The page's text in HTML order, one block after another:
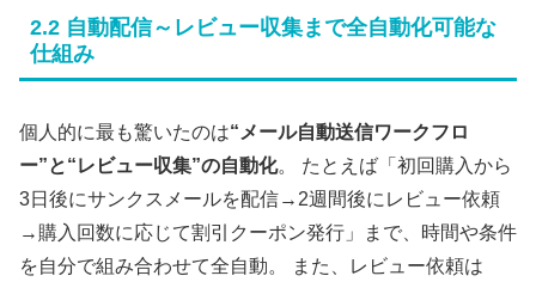
2.2 自動配信～レビュー収集まで全自動化可能な
仕組み
個人的に最も驚いたのは“メール自動送信ワークフロ
ー”と“レビュー収集”の自動化。 たとえば「初回購入から
3日後にサンクスメールを配信→2週間後にレビュー依頼
→購入回数に応じて割引クーポン発行」まで、時間や条件
を自分で組み合わせて全自動。 また、レビュー依頼は